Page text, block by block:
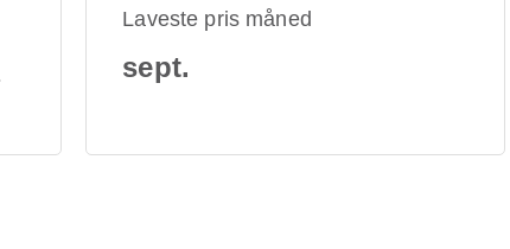
Laveste pris måned
sept.